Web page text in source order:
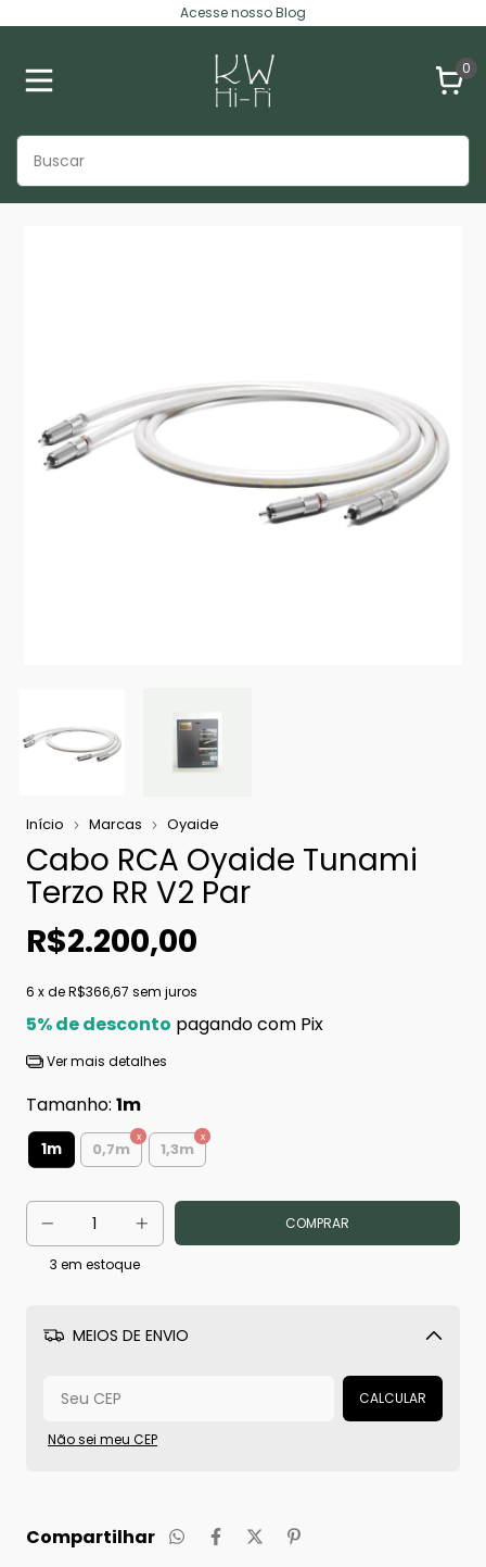
Acesse nosso Blog
0
Início Marcas Oyaide
Cabo RCA Oyaide Tunami
Terzo RR V2 Par
R$2.200,00
6 x deR$366,67 sem juros
5% de desconto pagando com Pix
Ver mais detalhes
Tamanho: 1m
1m 0,7m 1,3m
3 em estoque
MEIOS DE ENVIO
Alterar CEP
CALCULAR
Não sei meu CEP
Compartilhar